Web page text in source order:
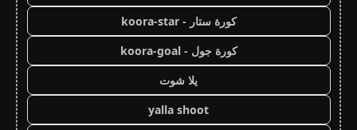
كورة ستار - koora-star
كورة جول - koora-goal
يلا شوت
yalla shoot